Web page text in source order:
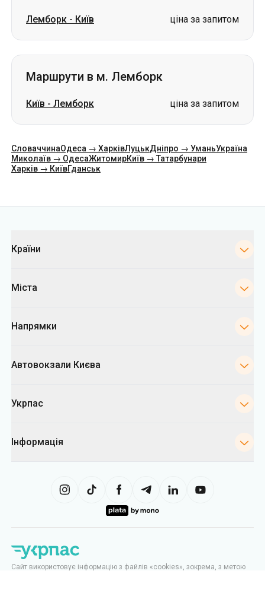
Лемборк - Київ ціна за запитом
Маршрути в м. Лемборк
Київ - Лемборк ціна за запитом
СловаччинаОдеса → ХарківЛуцькДніпро → УманьУкраїна
Миколаїв → ОдесаЖитомирКиїв → Татарбунари
Харків → КиївГданськ
Країни
Міста
Напрямки
Автовокзали Києва
Укрпас
Інформація
Сайт використовує інформацію з файлів «cookies», зокрема, з метою